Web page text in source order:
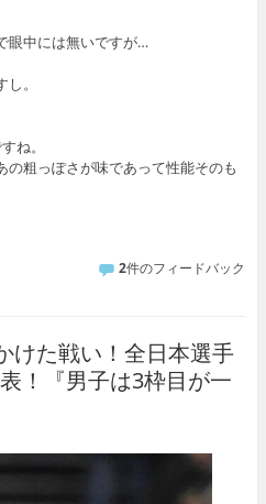
眼中には無いですが…
。
ね。
の粗っぽさが味であって性能そのも
2件のフィードバック
けた戦い！全日本選手
！『男子は3枠目が一